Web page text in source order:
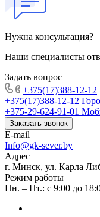
Нужна консультация?
Наши специалисты
Задать вопрос
+375(17)388-12-12
+375(17)388-12-12
+375-29-624-91-01
Заказать звонок
E-mail
Info@gk-sever.by
Адрес
г. Минск, ул. Карла
Режим работы
Пн. – Пт.: с 9:00 до